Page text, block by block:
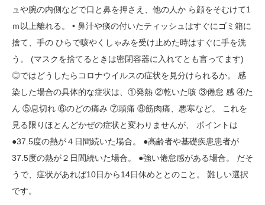
ュや腕の内側などで口と鼻を押さえ、他の人か ら顔をそむけて1
ｍ以上離れる。 • 鼻汁や痰の付いたティッシュはすぐにゴミ箱に
捨て、手の ひらで咳やくしゃみを受け止めた時はすぐに手を洗
う。 (マスクを捨てるときは密閉容器に入れてとも言ってます)
◎ではどうしたらコロナウイルスの症状を見分けられるか。 感
染した場合の具体的な症状は、①発熱 ②乾いた咳 ③倦怠 感 ④た
ん ⑤息切れ ⑥のどの痛み ⑦頭痛 ⑧筋肉痛、悪寒など。 これを
見る限りほとんどかぜの症状と変わりませんが、 ポイントは
●37.5度の熱が４日間続いた場合。 ●高齢者や基礎疾患患者が
37.5度の熱が２日間続いた場合。 ●強い倦怠感がある場合。 だそ
うで、症状があれば10日から14日休めととのこと。 難しい選択
です。